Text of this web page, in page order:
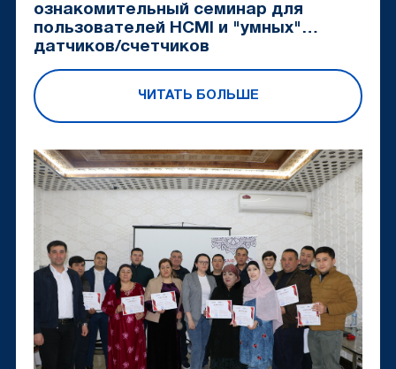
ознакомительный семинар для
пользователей HCMI и "умных"
датчиков/счетчиков
ЧИТАТЬ БОЛЬШЕ